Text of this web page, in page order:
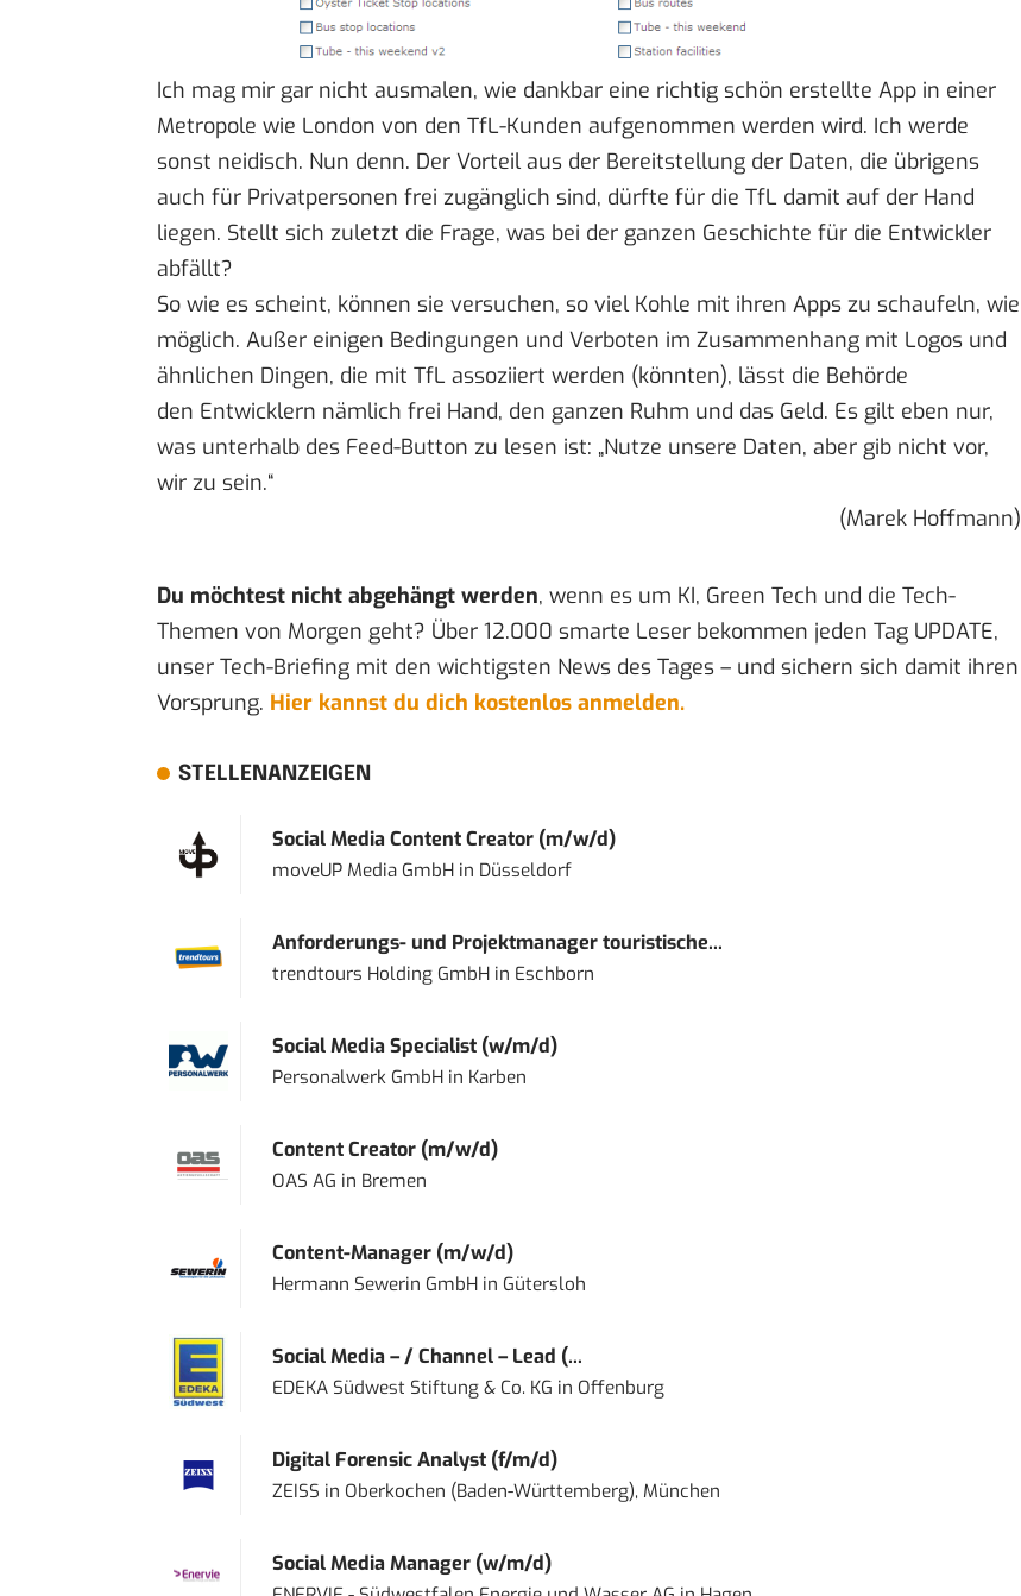
Ich mag mir gar nicht ausmalen, wie dankbar eine richtig schön erstellte App in einer
Metropole wie London von den TfL-Kunden aufgenommen werden wird. Ich werde
sonst neidisch. Nun denn. Der Vorteil aus der Bereitstellung der Daten, die übrigens
auch für Privatpersonen frei zugänglich sind, dürfte für die TfL damit auf der Hand
liegen. Stellt sich zuletzt die Frage, was bei der ganzen Geschichte für die Entwickler
abfällt?
So wie es scheint, können sie versuchen, so viel Kohle mit ihren Apps zu schaufeln, wie
möglich. Außer einigen Bedingungen und Verboten im Zusammenhang mit Logos und
ähnlichen Dingen, die mit TfL assoziiert werden (könnten), lässt die Behörde
den Entwicklern nämlich frei Hand, den ganzen Ruhm und das Geld. Es gilt eben nur,
was unterhalb des Feed-Button zu lesen ist: „Nutze unsere Daten, aber gib nicht vor,
wir zu sein.“
(Marek Hoffmann)
Du möchtest nicht abgehängt werden, wenn es um KI, Green Tech und die Tech-
Themen von Morgen geht? Über 12.000 smarte Leser bekommen jeden Tag UPDATE,
unser Tech-Briefing mit den wichtigsten News des Tages – und sichern sich damit ihren
Vorsprung. Hier kannst du dich kostenlos anmelden.
STELLENANZEIGEN
Social Media Content Creator (m/w/d)
moveUP Media GmbHin Düsseldorf
Anforderungs- und Projektmanager touristische...
trendtours Holding GmbHin Eschborn
Social Media Specialist (w/m/d)
Personalwerk GmbHin Karben
Content Creator (m/w/d)
OAS AG in Bremen
Content-Manager (m/w/d)
Hermann Sewerin GmbHin Gütersloh
Social Media – / Channel – Lead (...
EDEKA Südwest Stiftung & Co. KG in Offenburg
Digital Forensic Analyst (f/m/d)
ZEISS in Oberkochen (Baden-Württemberg), München
Social Media Manager (w/m/d)